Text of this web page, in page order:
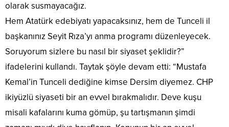
olarak susmayacağız.
Hem Atatürk edebiyatı yapacaksınız, hem de Tunceli il
başkanınız Seyit Rıza’yı anma programı düzenleyecek.
Soruyorum sizlere bu nasıl bir siyaset şeklidir?”
ifadelerini kullandı. Taytak şöyle devam etti: “Mustafa
Kemal’in Tunceli dediğine kimse Dersim diyemez. CHP
ikiyüzlü siyaseti bir an evvel bırakmalıdır. Deve kuşu
misali kafalarını kuma gömüp, şu tartışmanın şimdi